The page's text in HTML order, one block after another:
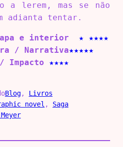
a lerem, mas se não
adianta tentar.
e interior ★ ★★★★
/ Narrativa★★★★★
Impacto ★★★★
Blog, Livros
novel , Saga